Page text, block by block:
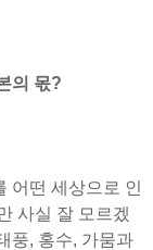
의 몫?
어떤 세상으로 인
사실 잘 모르겠
풍, 홍수, 가뭄과